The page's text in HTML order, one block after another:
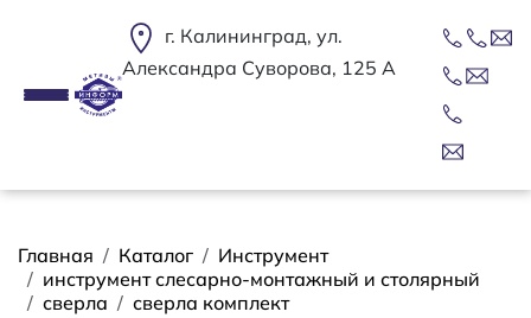
г. Калининград, ул.
Александра Суворова, 125 А
Строка навигации
Главная Каталог
Инструмент
инструмент слесарно-монтажный и столярный
сверла
сверла комплект